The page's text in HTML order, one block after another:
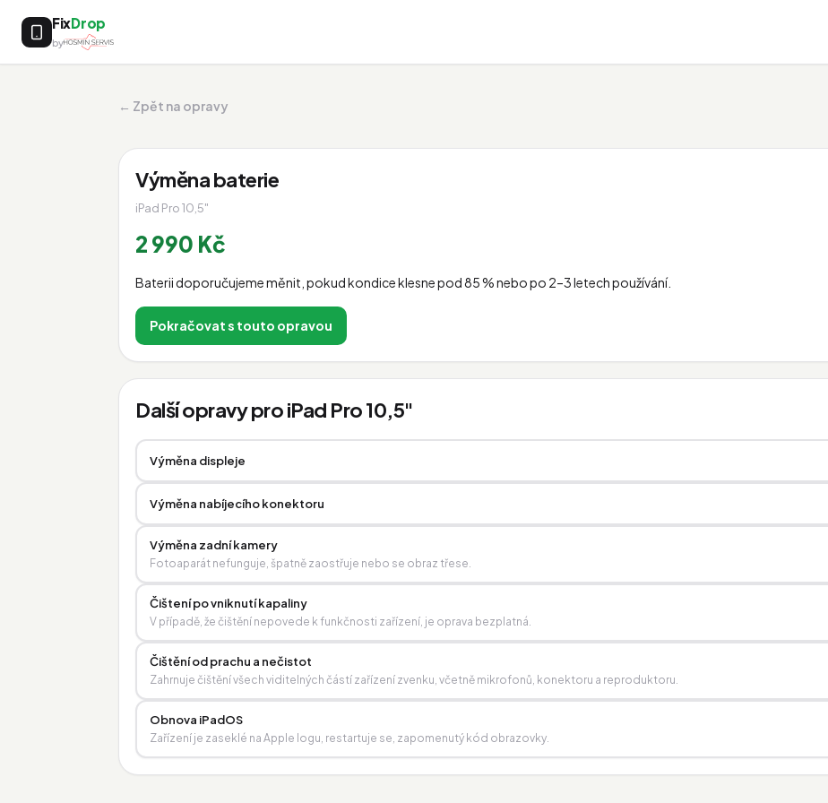
FixDrop
by
← Zpět na opravy
Výměna baterie
iPad Pro 10,5"
2 990 Kč
Baterii doporučujeme měnit, pokud kondice klesne pod 85 % nebo po 2–3 letech používání.
Pokračovat s touto opravou
Další opravy pro iPad Pro 10,5"
Výměna displeje
Výměna nabíjecího konektoru
Výměna zadní kamery
Fotoaparát nefunguje, špatně zaostřuje nebo se obraz třese.
Čištení po vniknutí kapaliny
V případě, že čištění nepovede k funkčnosti zařízení, je oprava bezplatná.
Čištění od prachu a nečistot
Zahrnuje čištění všech viditelných částí zařízení zvenku, včetně mikrofonů, konektoru a reproduktoru.
Obnova iPadOS
Zařízení je zaseklé na Apple logu, restartuje se, zapomenutý kód obrazovky.